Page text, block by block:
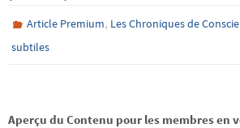
Article Premium, Les Chroniques de
subtiles
Aperçu du Contenu pour les membres en